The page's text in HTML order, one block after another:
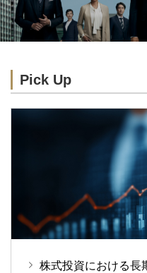
Pick Up
株式投資における